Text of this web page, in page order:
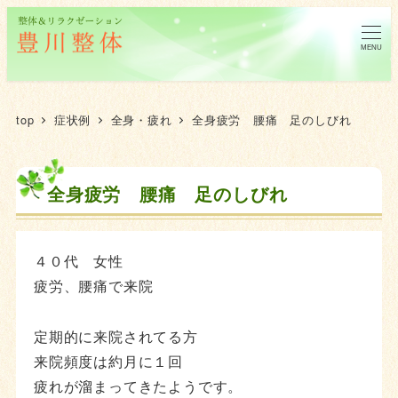
MENU
top 症状例 全身・疲れ 全身疲労 腰痛 足のしびれ
全身疲労 腰痛 足のしびれ
４０代 女性
疲労、腰痛で来院
定期的に来院されてる方
来院頻度は約月に１回
疲れが溜まってきたようです。